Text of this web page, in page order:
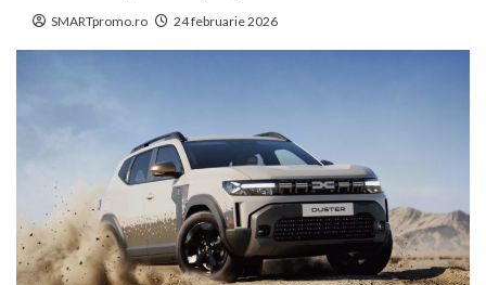
SMARTpromo.ro 24 februarie 2026